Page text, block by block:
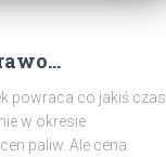
powraca co jakiś czas
w okresie
paliw. Ale cena